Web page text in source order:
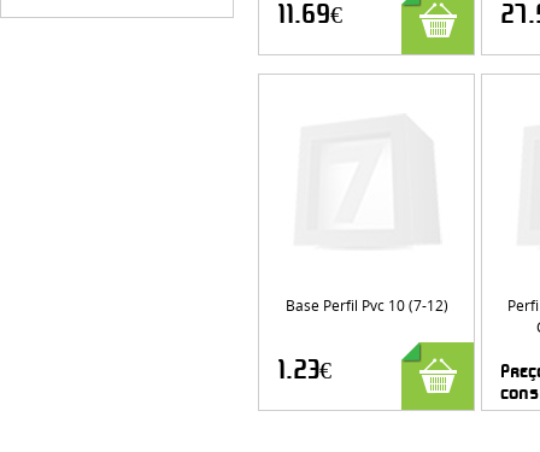
11.69€
Base Perfil Pvc 10 (7-12)
1.23€